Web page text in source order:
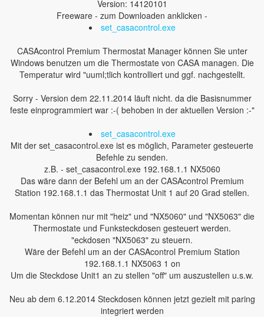
Version: 14120101
Freeware - zum Downloaden anklicken -
set_casacontrol.exe
CASAcontrol Premium Thermostat Manager können Sie unter
Windows benutzen um die Thermostate von CASA managen. Die
Temperatur wird "uuml;tlich kontrolliert und ggf. nachgestellt.
Sorry - Version dem 22.11.2014 läuft nicht. da die Basisnummer
feste einprogrammiert war :-( behoben in der aktuellen Version :-"
set_casacontrol.exe
Mit der set_casacontrol.exe ist es möglich, Parameter gesteuerte
Befehle zu senden.
z.B. - set_casacontrol.exe 192.168.1.1 NX5060
Das wäre dann der Befehl um an der CASAcontrol Premium
Station 192.168.1.1 das Thermostat Unit 1 auf 20 Grad stellen.
Momentan können nur mit "heiz" und "NX5060" und "NX5063" die
Thermostate und Funksteckdosen gesteuert werden.
"eckdosen "NX5063" zu steuern.
Wäre der Befehl um an der CASAcontrol Premium Station
192.168.1.1 NX5063 1 on
Um die Steckdose Unit1 an zu stellen "off" um auszustellen u.s.w.
Neu ab dem 6.12.2014 Steckdosen können jetzt gezielt mit paring
integriert werden